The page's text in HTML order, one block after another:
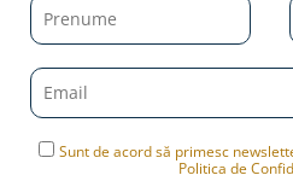
Sunt de acord să primesc
Politica de